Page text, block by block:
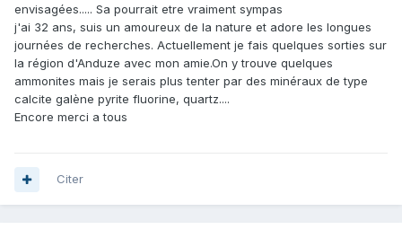
envisagées..... Sa pourrait etre vraiment sympas
j'ai 32 ans, suis un amoureux de la nature et adore les longues
journées de recherches. Actuellement je fais quelques sorties sur
la région d'Anduze avec mon amie.On y trouve quelques
ammonites mais je serais plus tenter par des minéraux de type
calcite galène pyrite fluorine, quartz....
Encore merci a tous
Citer